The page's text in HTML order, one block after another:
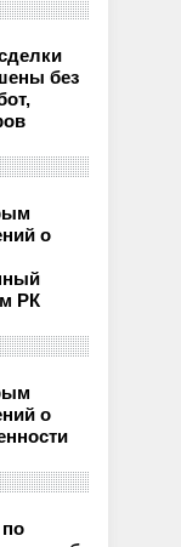
без
о
РК
о